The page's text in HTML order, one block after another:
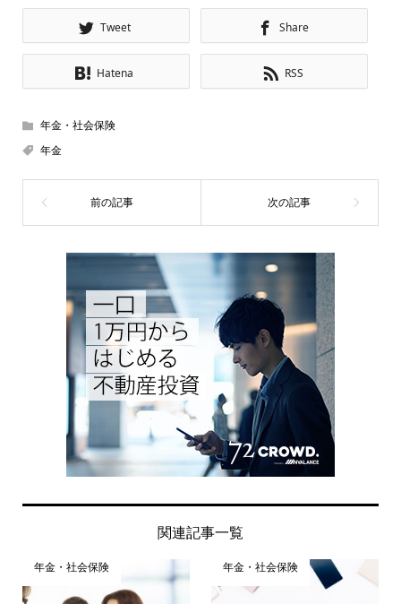
Tweet Share
Hatena RSS
年金・社会保険
年金
関連記事一覧
年金・社会保険 年金・社会保険